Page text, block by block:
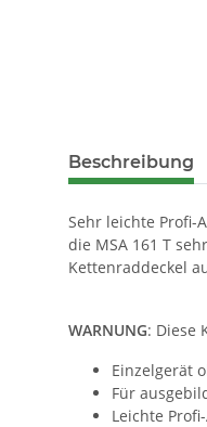
Beschreibung
Sehr leichte Profi-
die MSA 161 T
Kettenraddeckel
WARNUNG: Diese
Einzelgerät
Für
Leichte